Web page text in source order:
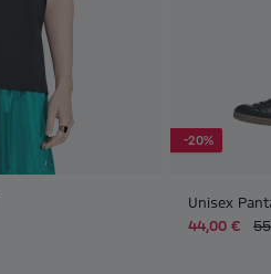
-20%
Unisex
44,00 €